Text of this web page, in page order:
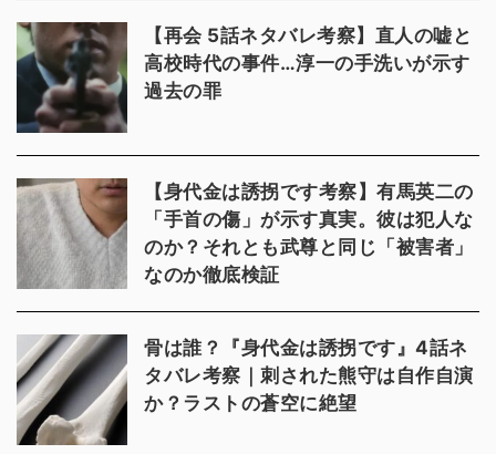
【再会 5話ネタバレ考察】直人の嘘と
高校時代の事件…淳一の手洗いが示す
過去の罪
【身代金は誘拐です考察】有馬英二の
「手首の傷」が示す真実。彼は犯人な
のか？それとも武尊と同じ「被害者」
なのか徹底検証
骨は誰？『身代金は誘拐です』4話ネ
タバレ考察｜刺された熊守は自作自演
か？ラストの蒼空に絶望